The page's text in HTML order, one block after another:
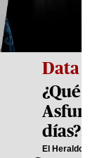
Data
¿Qué
días?:
El Heraldo